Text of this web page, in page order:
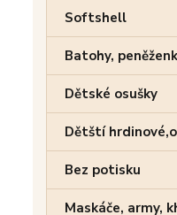
Softshell
Batohy,
Dětské osušky
Dětští
Bez potisku
Maskáče, army,